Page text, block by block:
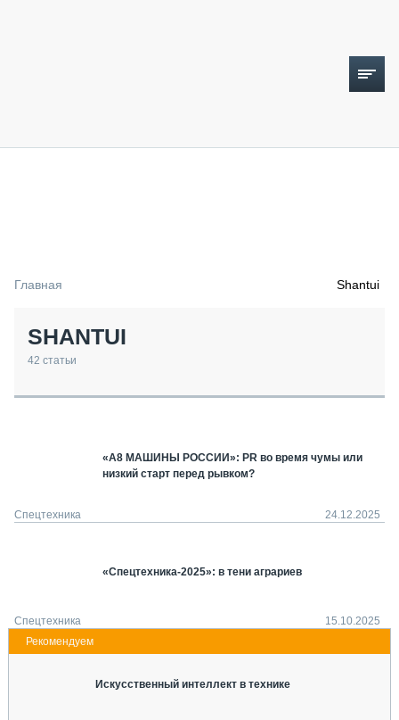
ТЕХНИКА КРУПНЫМ ПЛАНОМ
МЕРОПРИЯТИЯ
О ПРОЕКТЕ
Главная Shantui
SHANTUI
42 статьи
«А8 МАШИНЫ РОССИИ»: PR во время чумы или
низкий старт перед рывком?
Спецтехника 24.12.2025
«Спецтехника-2025»: в тени аграриев
Спецтехника 15.10.2025
Искусственный интеллект в технике